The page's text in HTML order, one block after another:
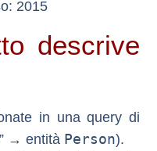
2015
descrive
in una query di
→ entità Person).